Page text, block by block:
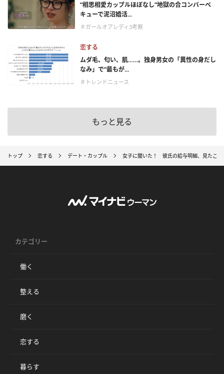
“相思相愛カップルほぼなし”地獄の合コンバーベ
キューで泥沼婚活...
＃ガールオアレディ3考察
恋する
ムダ毛、匂い、肌……。独身男女の「異性の身だし
なみ」で“最もが...
＃トレンドニュース
もっと見る
トップ 恋する デート・カップル 女子に聞いた！ 彼氏の給与明細、見たこ
カテゴリー
働く
整える
磨く
恋する
暮らす